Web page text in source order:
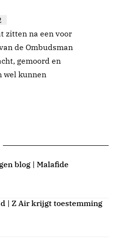
zitten na een voor
de Ombudsman
gemoord en
wel kunnen
blog | Malafide
| Z Air krijgt toestemming